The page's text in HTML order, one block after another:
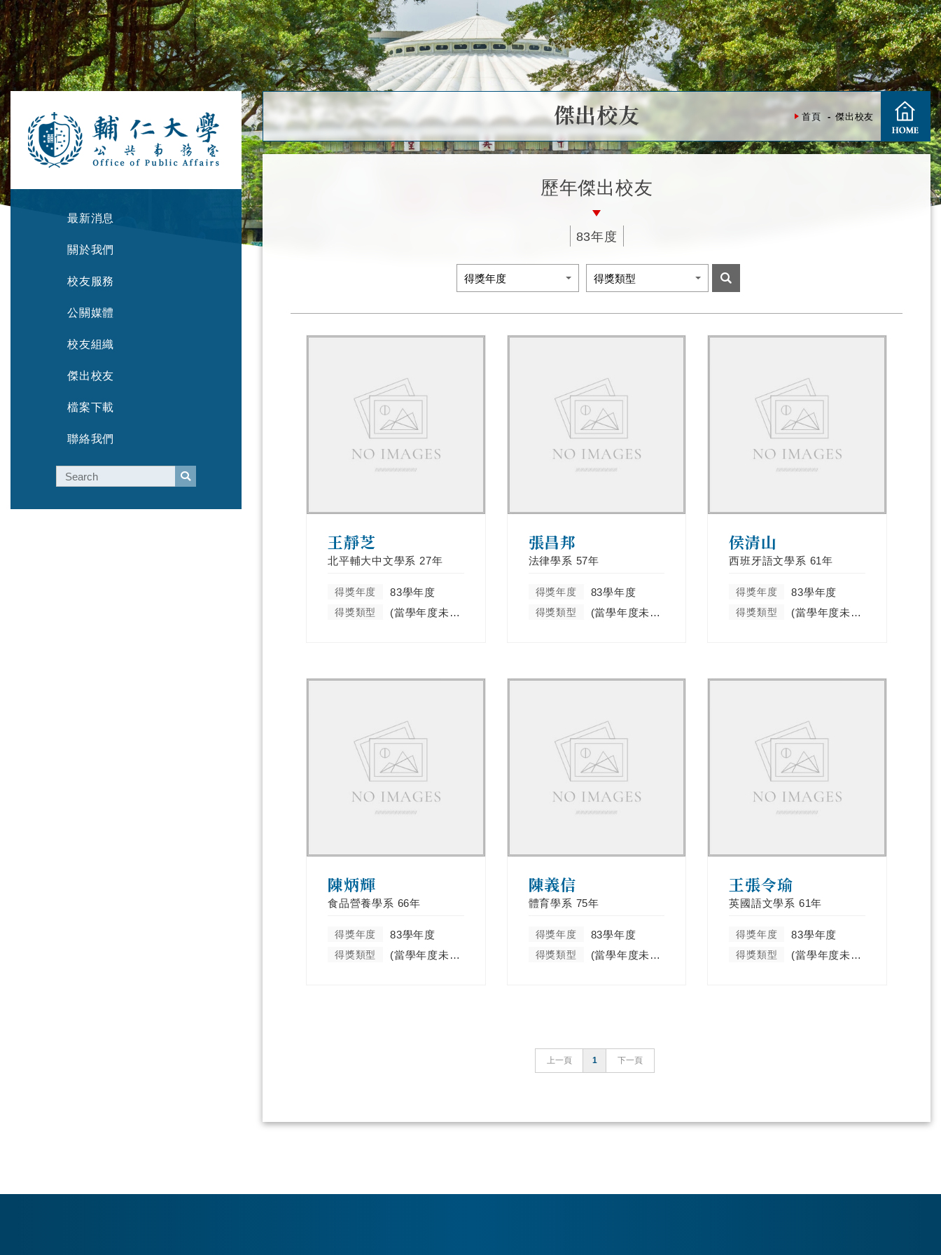
最新消息
關於我們
校友服務
公關媒體
校友組織
傑出校友
檔案下載
聯絡我們
首頁 傑出校友
傑出校友
歷年傑出校友
83年度
王靜芝
北平輔大中文學系 27年
得獎年度 83學年度
得獎類型 (當學年度未分類)
張昌邦
法律學系 57年
得獎年度 83學年度
得獎類型 (當學年度未分類)
侯清山
西班牙語文學系 61年
得獎年度 83學年度
得獎類型 (當學年度未分類)
陳炳輝
食品營養學系 66年
得獎年度 83學年度
得獎類型 (當學年度未分類)
陳義信
體育學系 75年
得獎年度 83學年度
得獎類型 (當學年度未分類)
王張令瑜
英國語文學系 61年
得獎年度 83學年度
得獎類型 (當學年度未分類)
上一頁 1 下一頁